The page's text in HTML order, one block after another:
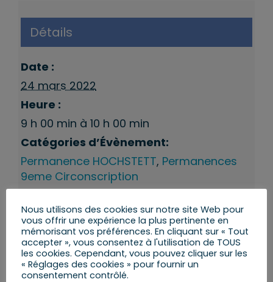
Détails
Date :
24 mars 2022
Heure :
9 h 00 min à 10 h 00 min
Catégories d’Évènement:
Permanence HOCHSTETT, Permanences
9eme Circonscription
Nous utilisons des cookies sur notre site Web pour
vous offrir une expérience la plus pertinente en
mémorisant vos préférences. En cliquant sur « Tout
accepter », vous consentez à l'utilisation de TOUS
les cookies. Cependant, vous pouvez cliquer sur les
« Réglages des cookies » pour fournir un
consentement contrôlé.